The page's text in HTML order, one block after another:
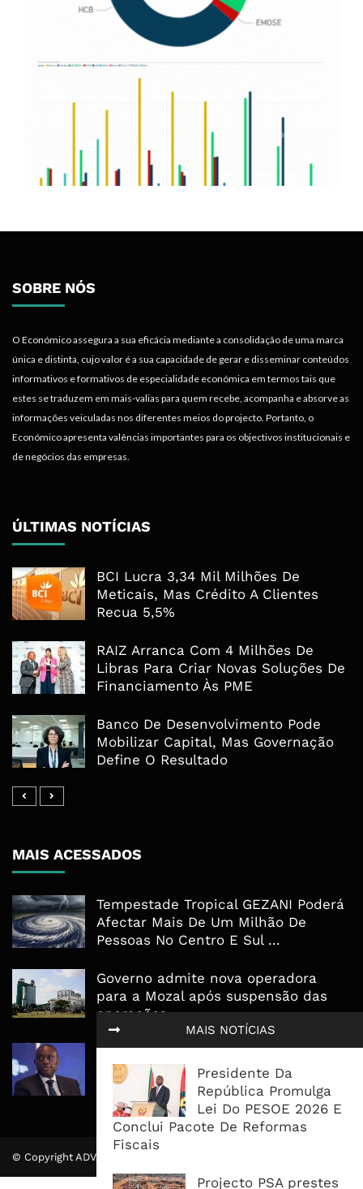
MAIS NOTÍCIAS
Presidente Da
República Promulga
Lei Do PESOE 2026 E
Conclui Pacote De Reformas
Fiscais
Projecto PSA prestes
SOBRE NÓS
O Económico assegura a sua eficácia mediante a consolidação de uma marca
única e distinta, cujo valor é a sua capacidade de gerar e disseminar conteúdos
informativos e formativos de especialidade económica em termos tais que
estes se traduzem em mais-valias para quem recebe, acompanha e absorve as
informações veiculadas nos diferentes meios do projecto. Portanto, o
Económico apresenta valências importantes para os objectivos institucionais e
de negócios das empresas.
ÚLTIMAS NOTÍCIAS
BCI Lucra 3,34 Mil Milhões De
Meticais, Mas Crédito A Clientes
Recua 5,5%
RAIZ Arranca Com 4 Milhões De
Libras Para Criar Novas Soluções De
Financiamento Às PME
Banco De Desenvolvimento Pode
Mobilizar Capital, Mas Governação
Define O Resultado
MAIS ACESSADOS
Tempestade Tropical GEZANI Poderá
Afectar Mais De Um Milhão De
Pessoas No Centro E Sul ...
Governo admite nova operadora
para a Mozal após suspensão das
operações
CEO do Standard Bank pede ao
Governo que “saia do caminho” e
facilite os negócios
© Copyright ADVALUE. Todos Direitos Reservados.